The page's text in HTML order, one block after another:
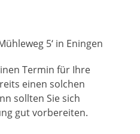
5‘ in Eningen
Termin für Ihre
einen solchen
sollten Sie sich
gut vorbereiten.